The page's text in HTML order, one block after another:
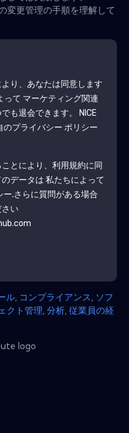
変更管理の手順を理解して
り、あなたは同意します
て マーケティング関連
も退会できます。
NICE
プライバシー ポリシー
とにより、利用規約に同
データは 私たちによって
ー.さらに質問がある場合
い
ル コンプライアンス ソフ
クト管理 分析 従業員の経